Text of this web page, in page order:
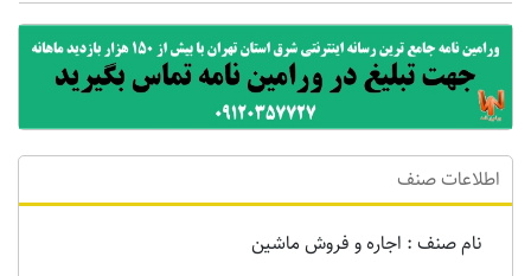
اطلاعات صنف
نام صنف : اجاره و فروش ماشین